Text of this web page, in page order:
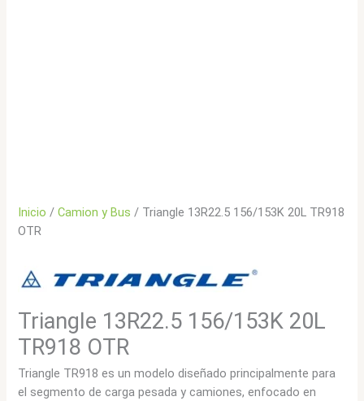
Inicio /Camion y Bus / Triangle 13R22.5 156/153K 20L TR918
OTR
Triangle 13R22.5 156/153K 20L
TR918 OTR
Triangle TR918 es un modelo diseñado principalmente para
el segmento de carga pesada y camiones, enfocado en